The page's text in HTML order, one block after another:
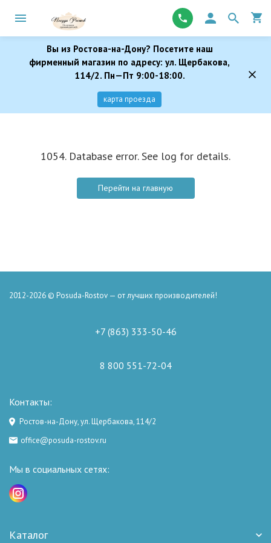
Вы из Ростова-на-Дону? Посетите наш
фирменный магазин по адресу: ул. Щербакова,
114/2. Пн—Пт 9:00-18:00.
карта проезда
1054. Database error. See log for details.
Перейти на главную
2012-2026 © Posuda-Rostov — от лучших производителей!
+7 (863) 333-50-46
8 800 551-72-04
Контакты:
Ростов-на-Дону, ул. Щербакова, 114/2
office@posuda-rostov.ru
Мы в социальных сетях:
Каталог